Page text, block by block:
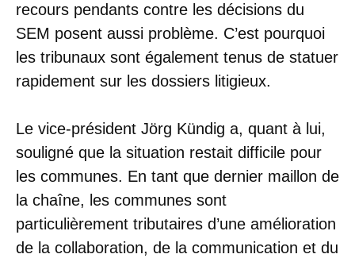
recours pendants contre les décisions du
SEM posent aussi problème. C’est pourquoi
les tribunaux sont également tenus de statuer
rapidement sur les dossiers litigieux.
Le vice-président Jörg Kündig a, quant à lui,
souligné que la situation restait difficile pour
les communes. En tant que dernier maillon de
la chaîne, les communes sont
particulièrement tributaires d’une amélioration
de la collaboration, de la communication et du